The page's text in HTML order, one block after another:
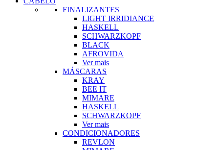
FINALIZANTES
LIGHT IRRIDIANCE
HASKELL
SCHWARZKOPF
BLACK
AFROVIDA
Ver mais
MÁSCARAS
KRAY
BEE IT
MIMARE
HASKELL
SCHWARZKOPF
Ver mais
CONDICIONADORES
REVLON